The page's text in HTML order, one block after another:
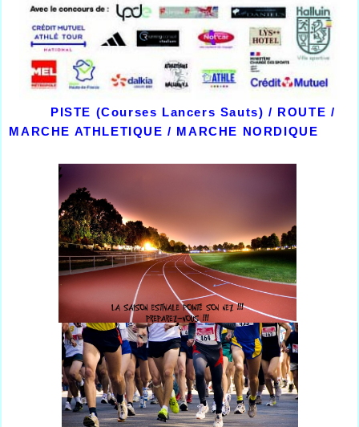
PISTE (Courses Lancers Sauts) / ROUTE /
MARCHE ATHLETIQUE / MARCHE NORDIQUE